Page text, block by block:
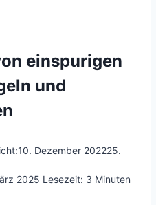
einspurigen
und
10. Dezember 202225.
2025 Lesezeit: 3 Minuten